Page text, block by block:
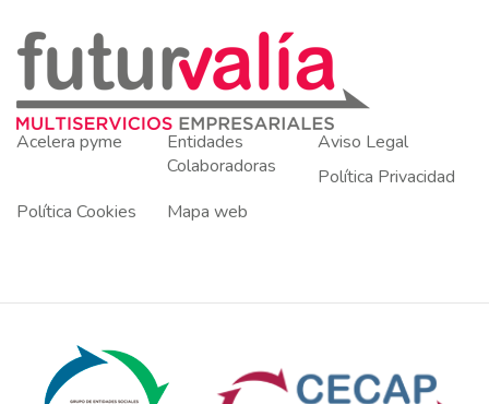
Acelera pyme
Entidades
Colaboradoras
Aviso Legal
Política Privacidad
Política Cookies
Mapa web